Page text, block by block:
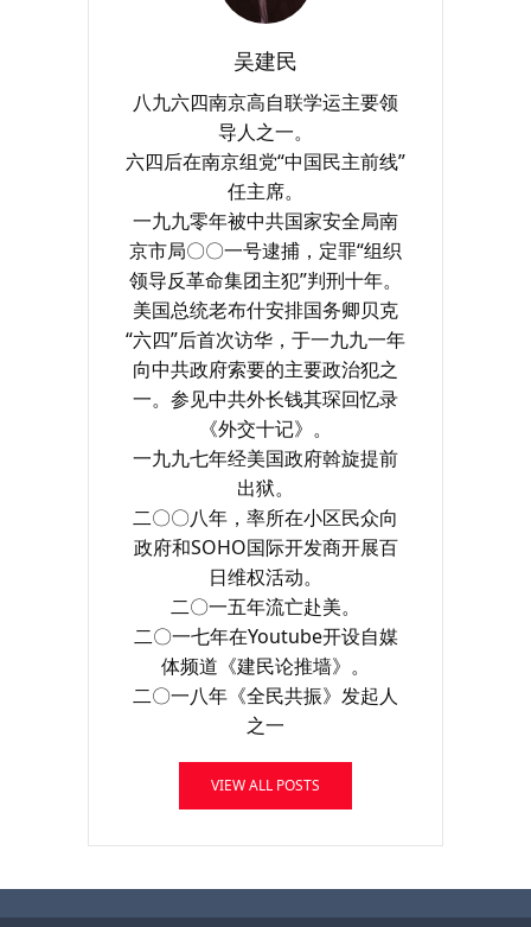
吴建民
八九六四南京高自联学运主要领
导人之一。
六四后在南京组党“中国民主前线”
任主席。
一九九零年被中共国家安全局南
京市局〇〇一号逮捕，定罪“组织
领导反革命集团主犯”判刑十年。
美国总统老布什安排国务卿贝克
“六四”后首次访华，于一九九一年
向中共政府索要的主要政治犯之
一。参见中共外长钱其琛回忆录
《外交十记》。
一九九七年经美国政府斡旋提前
出狱。
二〇〇八年，率所在小区民众向
政府和SOHO国际开发商开展百
日维权活动。
二〇一五年流亡赴美。
二〇一七年在Youtube开设自媒
体频道《建民论推墙》。
二〇一八年《全民共振》发起人
之一
VIEW ALL POSTS